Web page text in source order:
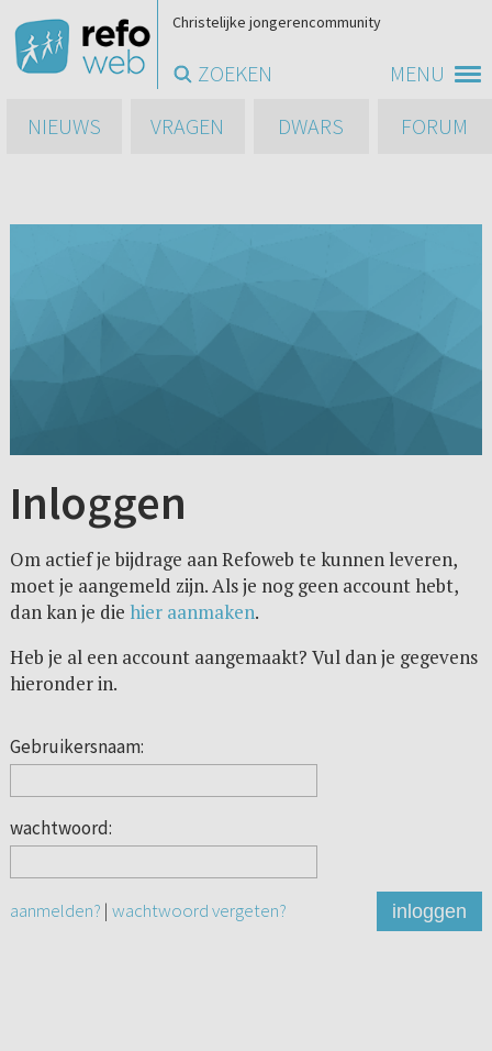
MENU
Christelijke jongerencommunity
ZOEKEN
NIEUWS
VRAGEN DWARS FORUM
Inloggen
Om actief je bijdrage aan Refoweb te kunnen leveren,
moet je aangemeld zijn. Als je nog geen account hebt,
dan kan je die hier aanmaken.
Heb je al een account aangemaakt? Vul dan je gegevens
hieronder in.
Gebruikersnaam:
wachtwoord:
aanmelden? | wachtwoord vergeten? inloggen